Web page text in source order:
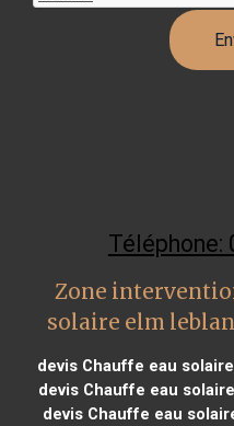
Téléphone:
Zone
solaire elm
devis Chauffe eau
devis Chauffe eau
devis Chauffe eau